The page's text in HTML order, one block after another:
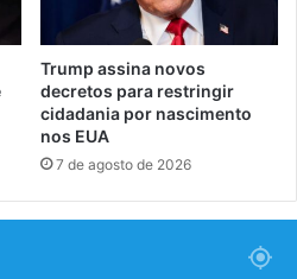
Trump assina novos
decretos para restringir
cidadania por nascimento
nos EUA
7 de agosto de 2026